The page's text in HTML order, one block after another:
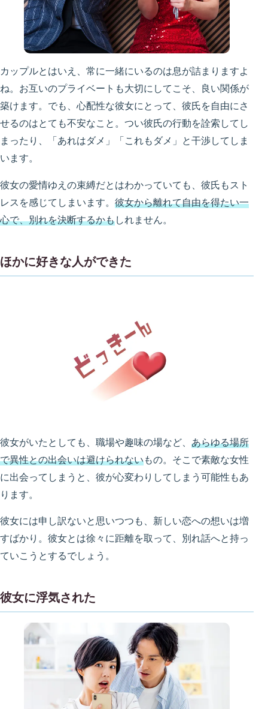
カップルとはいえ、常に一緒にいるのは息が詰まりますよ
ね。お互いのプライベートも大切にしてこそ、良い関係が
築けます。でも、心配性な彼女にとって、彼氏を自由にさ
せるのはとても不安なこと。つい彼氏の行動を詮索してし
まったり、「あれはダメ」「これもダメ」と干渉してしま
います。
彼女の愛情ゆえの束縛だとはわかっていても、彼氏もスト
レスを感じてしまいます。 彼女から離れて自由を得たい一
心で、別れを決断するかもしれません。
ほかに好きな人ができた
彼女がいたとしても、職場や趣味の場など、 あらゆる場所
で異性との出会いは避けられないもの。そこで素敵な女性
に出会ってしまうと、彼が心変わりしてしまう可能性もあ
ります。
彼女には申し訳ないと思いつつも、新しい恋への想いは増
すばかり。彼女とは徐々に距離を取って、別れ話へと持っ
ていこうとするでしょう。
彼女に浮気された